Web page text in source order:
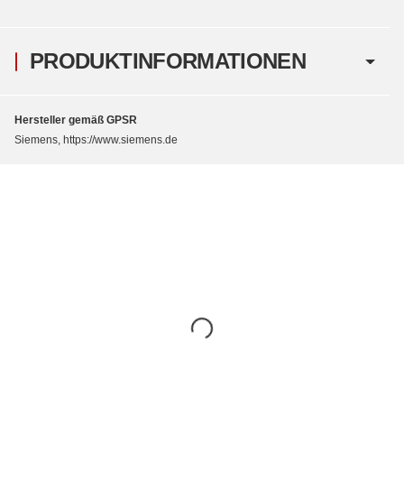
PRODUKTINFORMATIONEN
Hersteller gemäß GPSR
Siemens, https://www.siemens.de